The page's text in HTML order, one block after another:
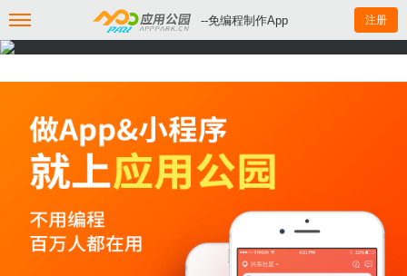
--免编程制作App 注册